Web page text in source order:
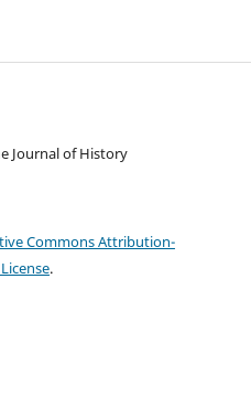
Journal of History
Commons Attribution-
.